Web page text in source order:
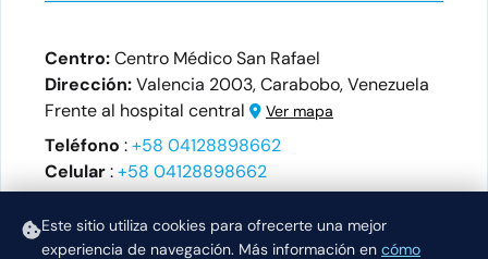
Este sitio utiliza cookies para ofrecerte una mejor
experiencia de navegación. Más información en cómo
Centro:Centro Médico San Rafael
Dirección:Valencia 2003, Carabobo, Venezuela
Frente al hospital central
Ver mapa
Teléfono :+58 04128898662
Celular:+58 04128898662
Miercoles:
Sabado:
Jueves: